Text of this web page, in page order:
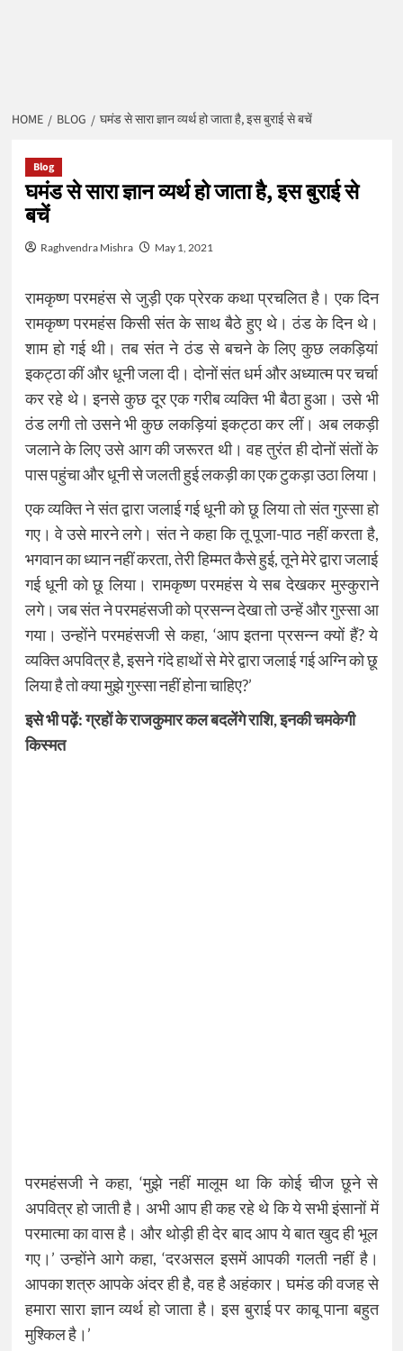
HOME BLOG घमंड से सारा ज्ञान व्यर्थ हो जाता है, इस बुराई से बचें
Blog
घमंड से सारा ज्ञान व्यर्थ हो जाता है, इस बुराई से
बचें
Raghvendra Mishra May 1, 2021
रामकृष्ण परमहंस से जुड़ी एक प्रेरक कथा प्रचलित है। एक दिन
रामकृष्ण परमहंस किसी संत के साथ बैठे हुए थे। ठंड के दिन थे।
शाम हो गई थी। तब संत ने ठंड से बचने के लिए कुछ लकड़ियां
इकट्ठा कीं और धूनी जला दी। दोनों संत धर्म और अध्यात्म पर चर्चा
कर रहे थे। इनसे कुछ दूर एक गरीब व्यक्ति भी बैठा हुआ। उसे भी
ठंड लगी तो उसने भी कुछ लकड़ियां इकट्ठा कर लीं। अब लकड़ी
जलाने के लिए उसे आग की जरूरत थी। वह तुरंत ही दोनों संतों के
पास पहुंचा और धूनी से जलती हुई लकड़ी का एक टुकड़ा उठा लिया।
एक व्यक्ति ने संत द्वारा जलाई गई धूनी को छू लिया तो संत गुस्सा हो
गए। वे उसे मारने लगे। संत ने कहा कि तू पूजा-पाठ नहीं करता है,
भगवान का ध्यान नहीं करता, तेरी हिम्मत कैसे हुई, तूने मेरे द्वारा जलाई
गई धूनी को छू लिया।​​​​​​​ रामकृष्ण परमहंस ये सब देखकर मुस्कुराने
लगे। जब संत ने परमहंसजी को प्रसन्न देखा तो उन्हें और गुस्सा आ
गया। उन्होंने परमहंसजी से कहा, ‘आप इतना प्रसन्न क्यों हैं? ये
व्यक्ति अपवित्र है, इसने गंदे हाथों से मेरे द्वारा जलाई गई अग्नि को छू
लिया है तो क्या मुझे गुस्सा नहीं होना चाहिए?’​​​​​​​​​​​​​​
इसे भी पढ़ें:ग्रहों के राजकुमार कल बदलेंगे राशि, इनकी चमकेगी
किस्मत
परमहंसजी ने कहा, ‘मुझे नहीं मालूम था कि कोई चीज छूने से
अपवित्र हो जाती है। अभी आप ही कह रहे थे कि ये सभी इंसानों में
परमात्मा का वास है। और थोड़ी ही देर बाद आप ये बात खुद ही भूल
गए।’ उन्होंने आगे कहा, ‘दरअसल इसमें आपकी गलती नहीं है।
आपका शत्रु आपके अंदर ही है, वह है अहंकार। घमंड की वजह से
हमारा सारा ज्ञान व्यर्थ हो जाता है। इस बुराई पर काबू पाना बहुत
मुश्किल है।’​​​​​​​